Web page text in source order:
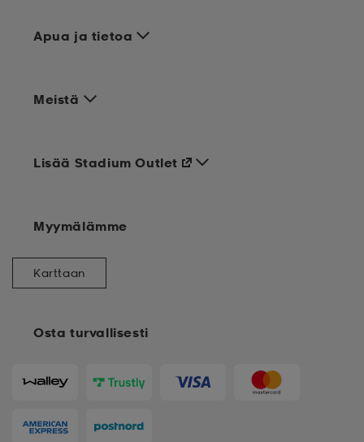
Apua ja tietoa
Meistä
Osta turvallisesti
Lisää Stadium Outlet
Myymälämme
Karttaan